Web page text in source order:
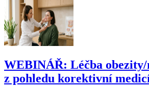
WEBINÁŘ: Léčba obezity/
z pohledu korektivní